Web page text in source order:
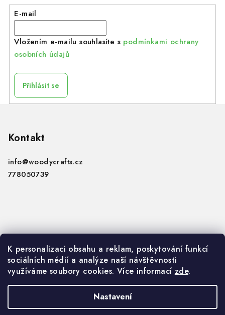
K personalizaci obsahu a reklam, poskytování funkcí
sociálních médií a analýze naší návštěvnosti
využíváme soubory cookies. Více informací zde.
Nastavení
y
s
E-mail
Vložením e-mailu souhlasíte s podmínkami ochrany
osobních údajů
Přihlásit se
Kontakt
info@woodycrafts.cz
778050739
VOP
GDPR
Copyright 2026Woody Crafts B2B. Všechna práva